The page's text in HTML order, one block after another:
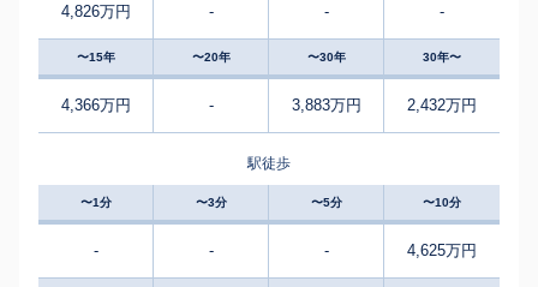
4,826万円 - - -
〜15年 〜20年 〜30年 30年〜
4,366万円 - 3,883万円 2,432万円
駅徒歩
〜1分 〜3分 〜5分 〜10分
- - - 4,625万円